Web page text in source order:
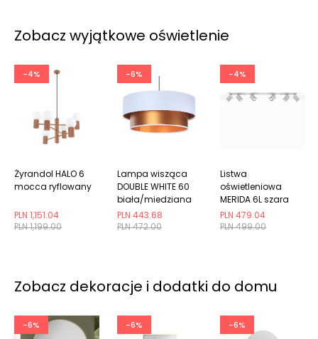
Zobacz wyjątkowe oświetlenie
-4%
PLN 1,199.00
PLN 1,151.04
Żyrandol HALO 6
mocca ryflowany
-6%
PLN 472.00
PLN 443.68
Lampa wisząca
DOUBLE WHITE 60
biała/miedziana
-4%
PLN 499.00
PLN 479.04
Listwa
oświetleniowa
MERIDA 6L szara
Zobacz dekoracje i dodatki do domu
-6% -6% -6%